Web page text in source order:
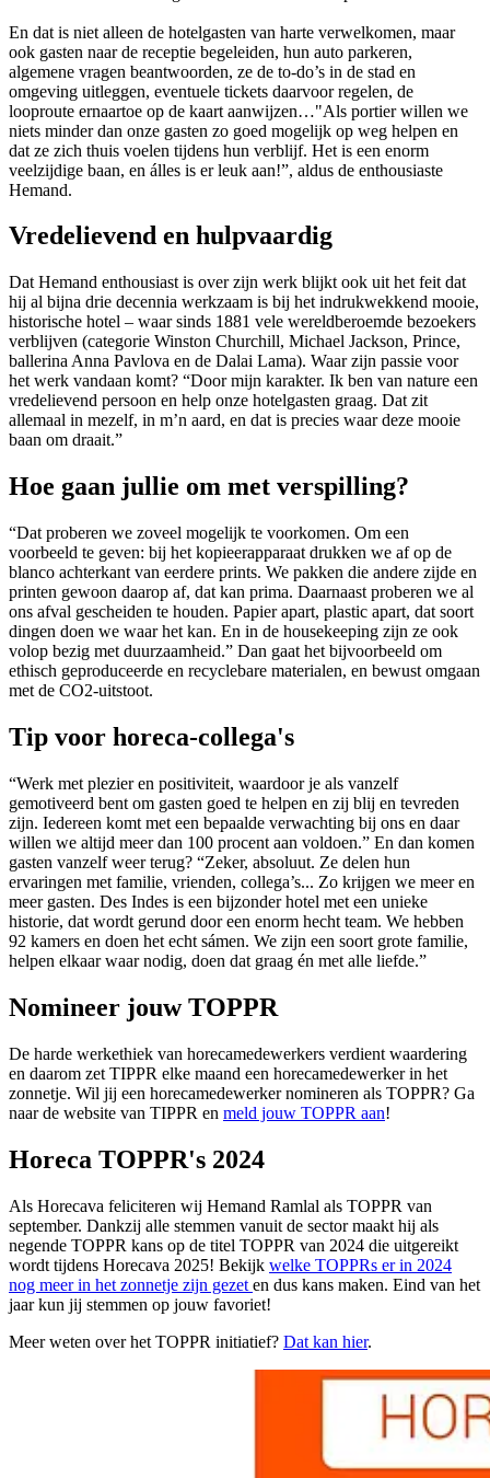
En dat is niet alleen de hotelgasten van harte verwelkomen, maar
ook gasten naar de receptie begeleiden, hun auto parkeren,
algemene vragen beantwoorden, ze de to-do’s in de stad en
omgeving uitleggen, eventuele tickets daarvoor regelen, de
looproute ernaartoe op de kaart aanwijzen…"Als portier willen we
niets minder dan onze gasten zo goed mogelijk op weg helpen en
dat ze zich thuis voelen tijdens hun verblijf. Het is een enorm
veelzijdige baan, en álles is er leuk aan!”, aldus de enthousiaste
Hemand.
Vredelievend en hulpvaardig
Dat Hemand enthousiast is over zijn werk blijkt ook uit het feit dat
hij al bijna drie decennia werkzaam is bij het indrukwekkend mooie,
historische hotel – waar sinds 1881 vele wereldberoemde bezoekers
verblijven (categorie Winston Churchill, Michael Jackson, Prince,
ballerina Anna Pavlova en de Dalai Lama). Waar zijn passie voor
het werk vandaan komt? “Door mijn karakter. Ik ben van nature een
vredelievend persoon en help onze hotelgasten graag. Dat zit
allemaal in mezelf, in m’n aard, en dat is precies waar deze mooie
baan om draait.”
Hoe gaan jullie om met verspilling?
“Dat proberen we zoveel mogelijk te voorkomen. Om een
voorbeeld te geven: bij het kopieerapparaat drukken we af op de
blanco achterkant van eerdere prints. We pakken die andere zijde en
printen gewoon daarop af, dat kan prima. Daarnaast proberen we al
ons afval gescheiden te houden. Papier apart, plastic apart, dat soort
dingen doen we waar het kan. En in de housekeeping zijn ze ook
volop bezig met duurzaamheid.” Dan gaat het bijvoorbeeld om
ethisch geproduceerde en recyclebare materialen, en bewust omgaan
met de CO2-uitstoot.
Tip voor horeca-collega's
“Werk met plezier en positiviteit, waardoor je als vanzelf
gemotiveerd bent om gasten goed te helpen en zij blij en tevreden
zijn. Iedereen komt met een bepaalde verwachting bij ons en daar
willen we altijd meer dan 100 procent aan voldoen.” En dan komen
gasten vanzelf weer terug? “Zeker, absoluut. Ze delen hun
ervaringen met familie, vrienden, collega’s... Zo krijgen we meer en
meer gasten. Des Indes is een bijzonder hotel met een unieke
historie, dat wordt gerund door een enorm hecht team. We hebben
92 kamers en doen het echt sámen. We zijn een soort grote familie,
helpen elkaar waar nodig, doen dat graag én met alle liefde.”
Nomineer jouw TOPPR
De harde werkethiek van horecamedewerkers verdient waardering
en daarom zet TIPPR elke maand een horecamedewerker in het
zonnetje. Wil jij een horecamedewerker nomineren als TOPPR? Ga
naar de website van TIPPR en meld jouw TOPPR aan!
Horeca TOPPR's 2024
Als Horecava feliciteren wij Hemand Ramlal als TOPPR van
september. Dankzij alle stemmen vanuit de sector maakt hij als
negende TOPPR kans op de titel TOPPR van 2024 die uitgereikt
wordt tijdens Horecava 2025! Bekijk welke TOPPRs er in 2024
nog meer in het zonnetje zijn gezet en dus kans maken. Eind van het
jaar kun jij stemmen op jouw favoriet!
Meer weten over het TOPPR initiatief? Dat kan hier.